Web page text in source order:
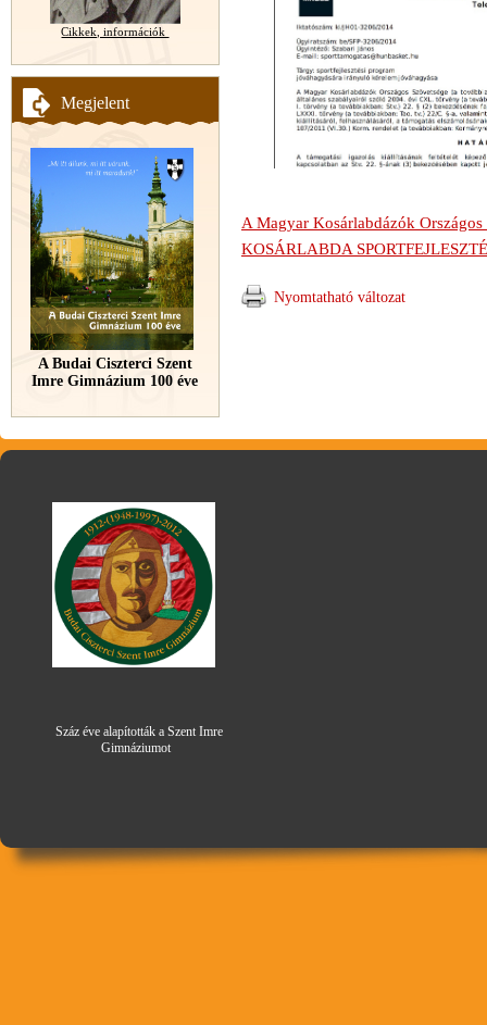
Cikkek, információk
Megjelent
A Budai Ciszterci Szent
Imre Gimnázium 100 éve
A Magyar Kosárlabdázók Országos
KOSÁRLABDA
Nyomtatható változat
Száz éve alapították a Szent Imre
Gimnáziumot